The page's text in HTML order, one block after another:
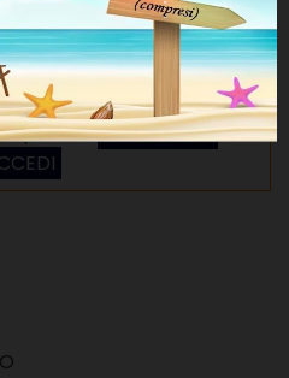
2 LAN 10GB
REGISTRATI o